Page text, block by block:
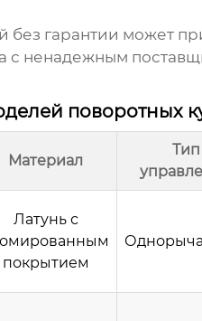
без гарантии может
с ненадежным
поворотных
Материал
Тип
Латунь с
покрытием